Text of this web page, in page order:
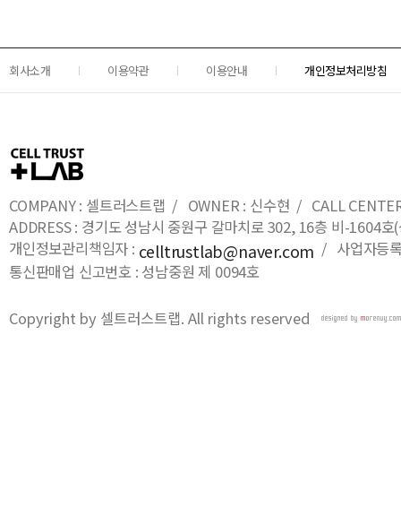
회사소개 이용약관 이용안내 개인정보처리방침
COMPANY : 셀트러스트랩 / OWNER : 신수현 / CALL
ADDRESS : 경기도 성남시 중원구 갈마치로 302, 16층 비-1604
개인정보관리책임자 : celltrustlab@naver.com / 사업자등
통신판매업 신고번호 : 성남중원 제 0094호
Copyright by 셀트러스트랩. All rights reserved